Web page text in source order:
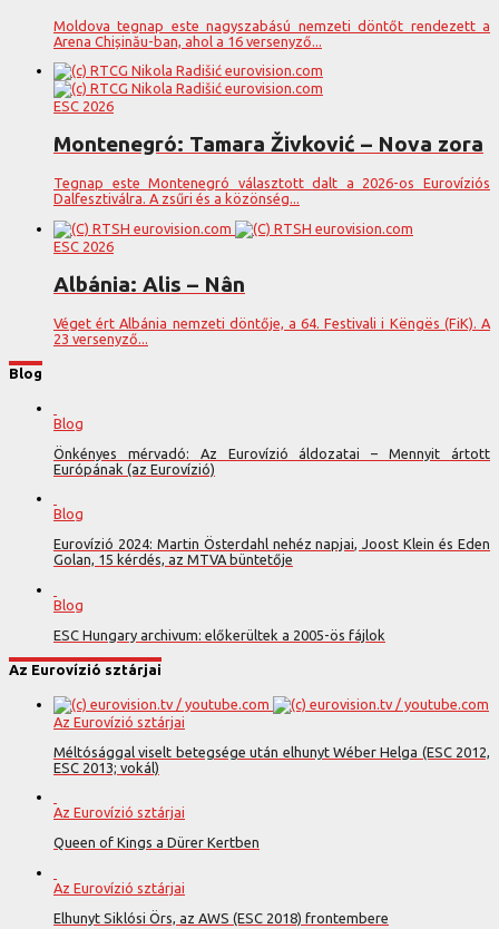
Moldova tegnap este nagyszabású nemzeti döntőt rendezett a
Arena Chișinău-ban, ahol a 16 versenyző...
ESC 2026
Montenegró: Tamara Živković – Nova zora
Tegnap este Montenegró választott dalt a 2026-os Eurovíziós
Dalfesztiválra. A zsűri és a közönség...
ESC 2026
Albánia: Alis – Nân
Véget ért Albánia nemzeti döntője, a 64. Festivali i Këngës (FiK). A
23 versenyző...
Blog
Blog
Önkényes mérvadó: Az Eurovízió áldozatai – Mennyit ártott
Európának (az Eurovízió)
Blog
Eurovízió 2024: Martin Österdahl nehéz napjai, Joost Klein és Eden
Golan, 15 kérdés, az MTVA büntetője
Blog
ESC Hungary archivum: előkerültek a 2005-ös fájlok
Az Eurovízió sztárjai
Az Eurovízió sztárjai
Méltósággal viselt betegsége után elhunyt Wéber Helga (ESC 2012,
ESC 2013; vokál)
Az Eurovízió sztárjai
Queen of Kings a Dürer Kertben
Az Eurovízió sztárjai
Elhunyt Siklósi Örs, az AWS (ESC 2018) frontembere